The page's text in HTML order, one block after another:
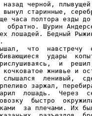
черной,
старинные,
часа полтора езды
Шурин
лошадей. Бедный
что  навстречу
удары
и
жнивье и
ленивый,
заржал,
лошадь.  Через
быстро
за плечами. Их